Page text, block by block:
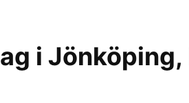
i Jönköping,